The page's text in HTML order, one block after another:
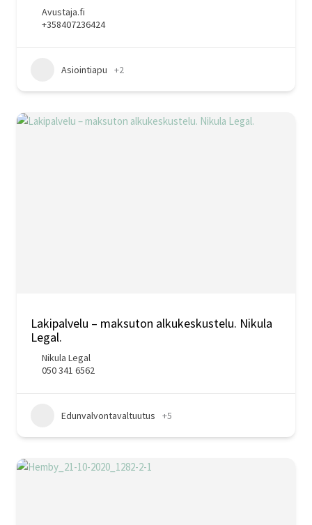
Avustaja.fi
+358407236424
Asiointiapu +2
Lakipalvelu – maksuton alkukeskustelu. Nikula
Legal.
Nikula Legal
050 341 6562
Edunvalvontavaltuutus +5